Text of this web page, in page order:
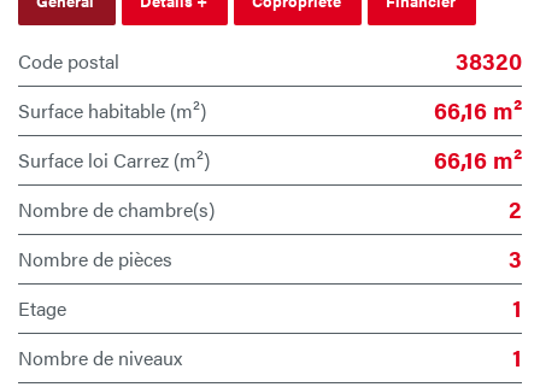
Code postal 38320
Surface habitable (m²) 66,16 m²
Surface loi Carrez (m²) 66,16 m²
Nombre de chambre(s) 2
Nombre de pièces 3
Etage 1
Nombre de niveaux 1